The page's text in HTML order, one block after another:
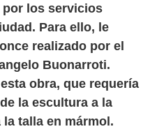
por los servicios
Para ello, le
realizado por el
Buonarroti.
obra, que requería
la escultura a la
talla en mármol.